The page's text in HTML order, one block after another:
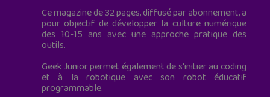
Ce magazine de 32 pages, diffusé par abonnement, a
pour objectif de développer la culture numérique
des 10-15 ans avec une approche pratique des
outils.
Geek Junior permet également de s'initier au coding
et à la robotique avec son robot éducatif
programmable.